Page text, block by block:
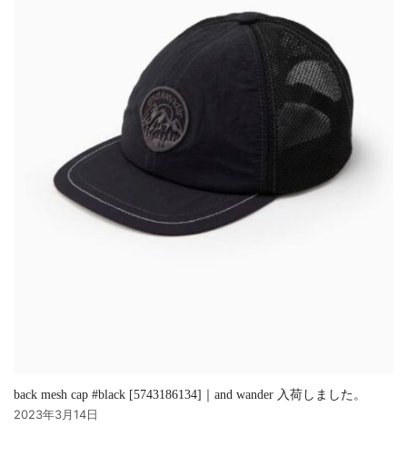
back mesh cap #black [5743186134]｜and wander 入荷しました。
2023年3月14日